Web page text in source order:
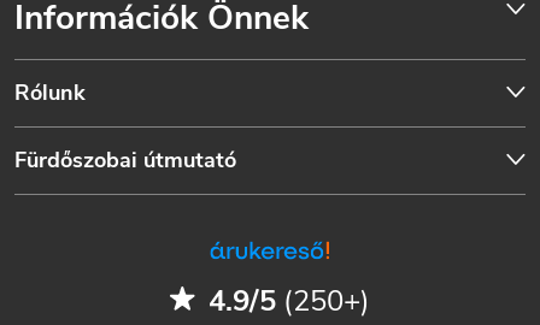
Információk Önnek
Rólunk
Fürdőszobai útmutató
4.9/5 (250+)